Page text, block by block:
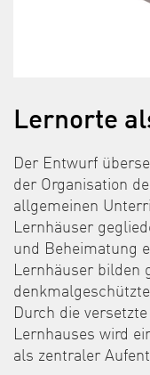
Lernorte
Der Entwurf
der Organisation
allgemeinen
Lernhäuser
und Beheimatung
Lernhäuser
Durch die
Lernhauses wird
als zentraler